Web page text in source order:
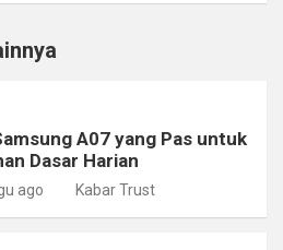
A07 yang Pas untuk
Dasar Harian
ago Kabar Trust